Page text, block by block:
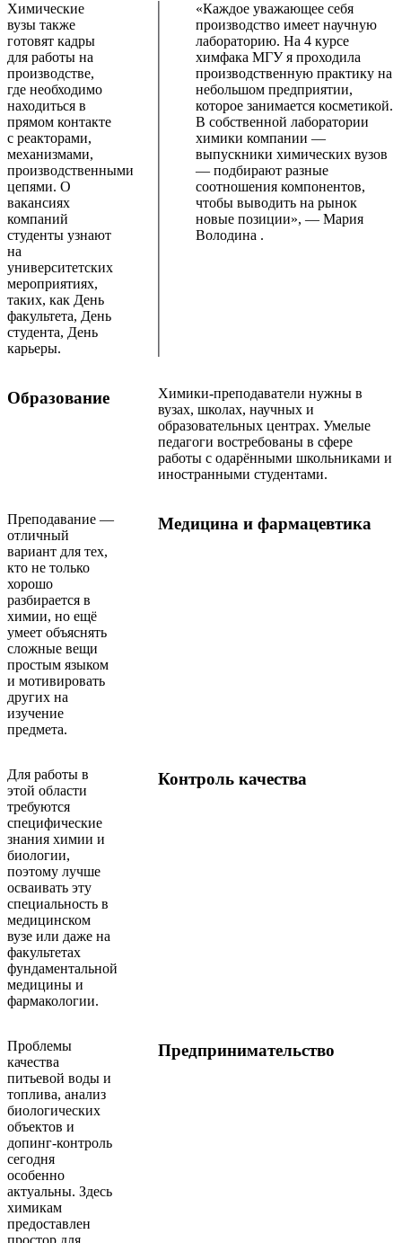
Химические
вузы также
готовят кадры
для работы на
производстве,
где необходимо
находиться в
прямом контакте
с реакторами,
механизмами,
производственными
цепями. О
вакансиях
компаний
студенты узнают
на
университетских
мероприятиях,
таких, как День
факультета, День
студента, День
карьеры.
«Каждое уважающее себя
производство имеет научную
лабораторию. На 4 курсе
химфака МГУ я проходила
производственную практику на
небольшом предприятии,
которое занимается косметикой.
В собственной лаборатории
химики компании —
выпускники химических вузов
— подбирают разные
соотношения компонентов,
чтобы выводить на рынок
новые позиции», — Мария
Володина .
Образование
Химики-преподаватели нужны в
вузах, школах, научных и
образовательных центрах. Умелые
педагоги востребованы в сфере
работы с одарёнными школьниками и
иностранными студентами.
Преподавание —
отличный
вариант для тех,
кто не только
хорошо
разбирается в
химии, но ещё
умеет объяснять
сложные вещи
простым языком
и мотивировать
других на
изучение
предмета.
Медицина и фармацевтика
Для работы в
этой области
требуются
специфические
знания химии и
биологии,
поэтому лучше
осваивать эту
специальность в
медицинском
вузе или даже на
факультетах
фундаментальной
медицины и
фармакологии.
Контроль качества
Проблемы
качества
питьевой воды и
топлива, анализ
биологических
объектов и
допинг-контроль
сегодня
особенно
актуальны. Здесь
химикам
предоставлен
Предпринимательство